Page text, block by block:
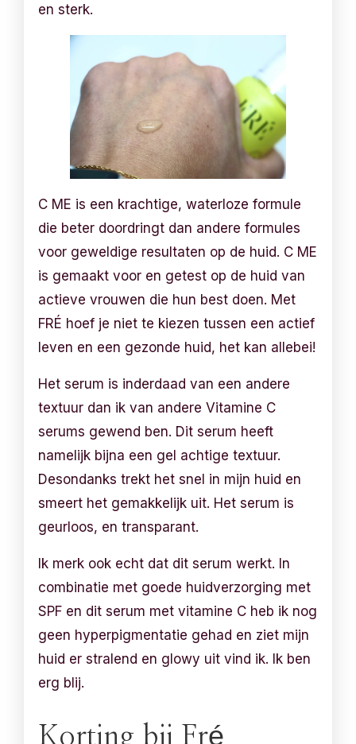
en sterk.
C ME is een krachtige, waterloze formule
die beter doordringt dan andere formules
voor geweldige resultaten op de huid. C ME
is gemaakt voor en getest op de huid van
actieve vrouwen die hun best doen. Met
FRÉ hoef je niet te kiezen tussen een actief
leven en een gezonde huid, het kan allebei!
Het serum is inderdaad van een andere
textuur dan ik van andere Vitamine C
serums gewend ben. Dit serum heeft
namelijk bijna een gel achtige textuur.
Desondanks trekt het snel in mijn huid en
smeert het gemakkelijk uit. Het serum is
geurloos, en transparant.
Ik merk ook echt dat dit serum werkt. In
combinatie met goede huidverzorging met
SPF en dit serum met vitamine C heb ik nog
geen hyperpigmentatie gehad en ziet mijn
huid er stralend en glowy uit vind ik. Ik ben
erg blij.
Korting bij Fré